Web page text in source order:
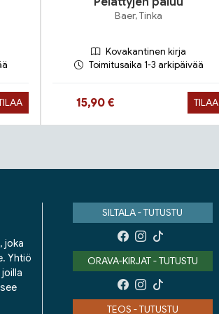
Baer, Tinka
Kovakantinen kirja
Toimitusaika 1-3 arkipäivää
Hinta nyt
15,90 € TILAA
joka
Yhtiö
SILTALA - TUTUSTU
ORAVA-KIRJAT - TUTUSTU
TEOS - TUTUSTU